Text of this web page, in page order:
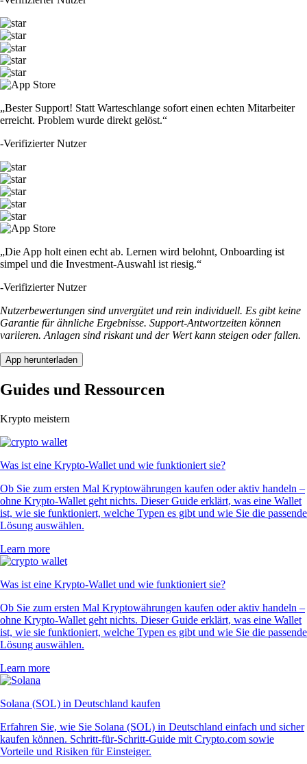
„Bester Support! Statt Warteschlange sofort einen echten Mitarbeiter
erreicht. Problem wurde direkt gelöst.“
-Verifizierter Nutzer
„Die App holt einen echt ab. Lernen wird belohnt, Onboarding ist
simpel und die Investment-Auswahl ist riesig.“
-Verifizierter Nutzer
Nutzerbewertungen sind unvergütet und rein individuell. Es gibt keine
Garantie für ähnliche Ergebnisse. Support-Antwortzeiten können
variieren. Anlagen sind riskant und der Wert kann steigen oder fallen.
App herunterladen
Guides und Ressourcen
Krypto meistern
Was ist eine Krypto-Wallet und wie funktioniert sie?
Ob Sie zum ersten Mal Kryptowährungen kaufen oder aktiv handeln –
ohne Krypto-Wallet geht nichts. Dieser Guide erklärt, was eine Wallet
ist, wie sie funktioniert, welche Typen es gibt und wie Sie die passende
Lösung auswählen.
Learn more
Was ist eine Krypto-Wallet und wie funktioniert sie?
Ob Sie zum ersten Mal Kryptowährungen kaufen oder aktiv handeln –
ohne Krypto-Wallet geht nichts. Dieser Guide erklärt, was eine Wallet
ist, wie sie funktioniert, welche Typen es gibt und wie Sie die passende
Lösung auswählen.
Learn more
Solana (SOL) in Deutschland kaufen
Erfahren Sie, wie Sie Solana (SOL) in Deutschland einfach und sicher
kaufen können. Schritt-für-Schritt-Guide mit Crypto.com sowie
Vorteile und Risiken für Einsteiger.